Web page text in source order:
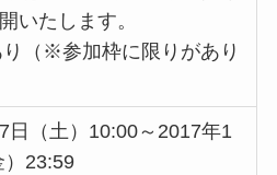
いたします。
（※参加枠に限りがあり
日（土）10:00～2017年1
）23:59